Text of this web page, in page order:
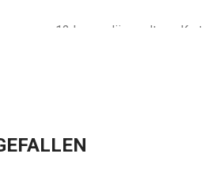
12 Legendäre seltene Karten
10 Ressourcen